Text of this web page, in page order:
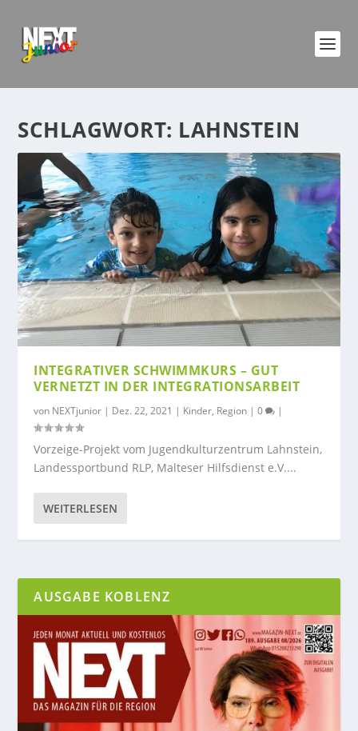
SCHLAGWORT: LAHNSTEIN
INTEGRATIVER SCHWIMMKURS – GUT
VERNETZT IN DER INTEGRATIONSARBEIT
von NEXTjunior | Dez. 22, 2021 | Kinder, Region |0 |
Vorzeige-Projekt vom Jugendkulturzentrum Lahnstein,
Landessportbund RLP, Malteser Hilfsdienst e.V....
WEITERLESEN
AUSGABE KOBLENZ